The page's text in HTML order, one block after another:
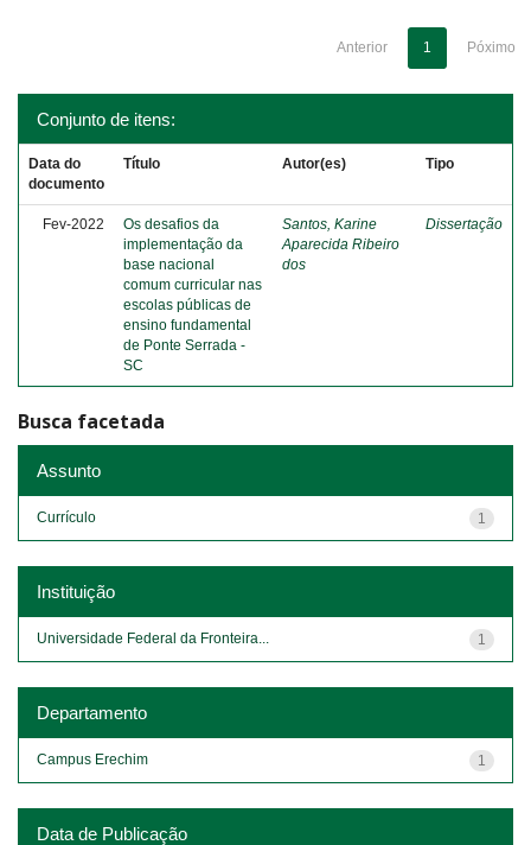
Anterior 1 Póximo
Conjunto de itens:
Data do
documento
Título Autor(es) Tipo
Fev-2022
Os desafios da
implementação da
base nacional
comum curricular nas
escolas públicas de
ensino fundamental
de Ponte Serrada -
SC
Santos, Karine
Aparecida Ribeiro
dos
Dissertação
Busca facetada
Assunto
1
Currículo
Instituição
1
Universidade Federal da Fronteira...
Departamento
1
Campus Erechim
Data de Publicação